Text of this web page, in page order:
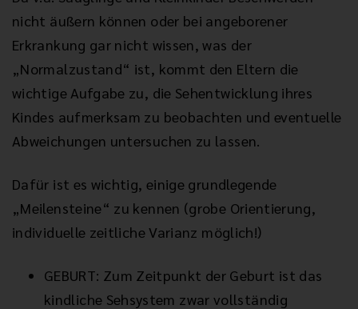
nicht äußern können oder bei angeborener
Erkrankung gar nicht wissen, was der
„Normalzustand“ ist, kommt den Eltern die
wichtige Aufgabe zu, die Sehentwicklung ihres
Kindes aufmerksam zu beobachten und eventuelle
Abweichungen untersuchen zu lassen.
Dafür ist es wichtig, einige grundlegende
„Meilensteine“ zu kennen (grobe Orientierung,
individuelle zeitliche Varianz möglich!)
GEBURT: Zum Zeitpunkt der Geburt ist das
kindliche Sehsystem zwar vollständig